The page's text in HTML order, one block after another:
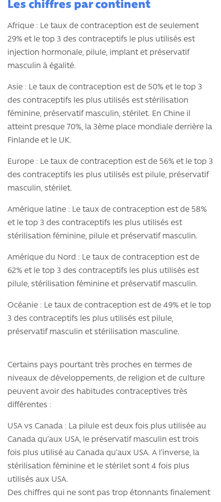
Les chiffres par continent
Afrique : Le taux de contraception est de seulement
29% et le top 3 des contraceptifs le plus utilisés est
injection hormonale, pilule, implant et préservatif
masculin à égalité.
Asie : Le taux de contraception est de 50% et le top 3
des contraceptifs les plus utilisés est stérilisation
féminine, préservatif masculin, stérilet. En Chine il
atteint presque 70%, la 3ème place mondiale derrière la
Finlande et le UK.
Europe : Le taux de contraception est de 56% et le top 3
des contraceptifs les plus utilisés est pilule, préservatif
masculin, stérilet.
Amérique latine : Le taux de contraception est de 58%
et le top 3 des contraceptifs les plus utilisés est
stérilisation féminine, pilule et préservatif masculin.
Amérique du Nord : Le taux de contraception est de
62% et le top 3 des contraceptifs les plus utilisés est
pilule, stérilisation féminine et préservatif masculin.
Océanie : Le taux de contraception est de 49% et le top
3 des contraceptifs les plus utilisés est pilule,
préservatif masculin et stérilisation masculine.
Certains pays pourtant très proches en termes de
niveaux de développements, de religion et de culture
peuvent avoir des habitudes contraceptives très
différentes :
USA vs Canada : La pilule est deux fois plus utilisée au
Canada qu’aux USA, le préservatif masculin est trois
fois plus utilisé au Canada qu’aux USA. A l’inverse, la
stérilisation féminine et le stérilet sont 4 fois plus
utilisés aux USA.
Des chiffres qui ne sont pas trop étonnants finalement